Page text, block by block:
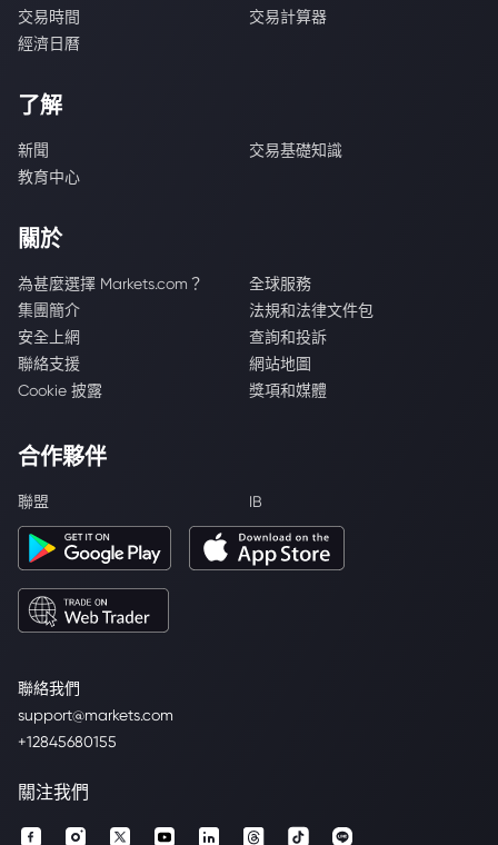
聯絡我們
support@markets.com
+12845680155
交易時間
交易計算器
經濟日曆
了解
新聞
交易基礎知識
教育中心
關於
為甚麼選擇 Markets.com？
全球服務
集團簡介
法規和法律文件包
安全上網
查詢和投訴
聯絡支援
網站地圖
Cookie 披露
獎項和媒體
合作夥伴
聯盟 IB
關注我們